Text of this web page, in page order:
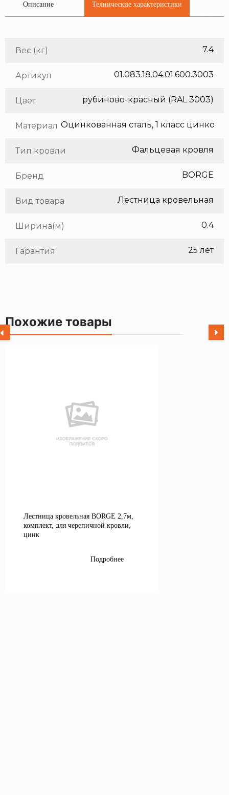
Описание Технические характеристики
Вес (кг) 7.4
Артикул 01.083.18.04.01.600.3003
Цвет рубиново-красный (RAL 3003)
Материал
Тип кровли Фальцевая кровля
Бренд BORGE
Вид товара Лестница кровельная
Ширина(м) 0.4
Гарантия 25 лет
Похожие товары
Лестница кровельная BORGE 2,7м,
комплект, для черепичной кровли,
цинк
Подробнее